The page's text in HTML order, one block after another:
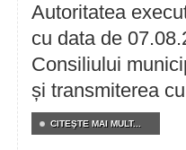
Autoritatea
cu data de
Consiliului
și transmiterea
CITEŞTE MAI MULT...